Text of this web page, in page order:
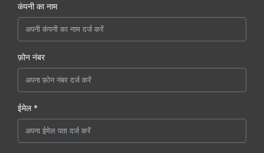
कंपनी का नाम
फ़ोन नंबर
ईमेल *